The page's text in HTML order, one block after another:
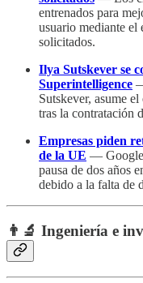
entrenados para
usuario mediante el
solicitados.
Ilya Sutskever se
Superintelligence
Sutskever, asume
tras la contratación
Empresas piden
de la UE —
pausa de dos años
debido a la falta de
👨‍🔬 Ingeniería e